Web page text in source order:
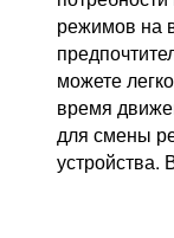
режимов на
можете
время
для смены
устройства.